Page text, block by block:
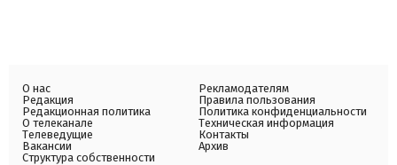
О нас
Редакция
Редакционная политика
О телеканале
Телеведущие
Вакансии
Структура собственности
Рекламодателям
Правила пользования
Политика конфиденциальности
Техническая информация
Контакты
Архив